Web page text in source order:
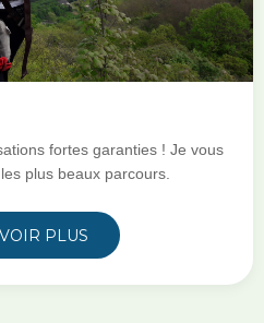
fortes garanties ! Je vous
plus beaux parcours.
PLUS